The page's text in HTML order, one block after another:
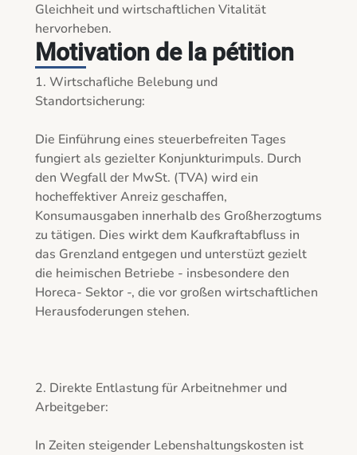
Gleichheit und wirtschaftlichen Vitalität
hervorheben.
Motivation de la pétition
1. Wirtschafliche Belebung und
Standortsicherung:
Die Einführung eines steuerbefreiten Tages
fungiert als gezielter Konjunkturimpuls. Durch
den Wegfall der MwSt. (TVA) wird ein
hocheffektiver Anreiz geschaffen,
Konsumausgaben innerhalb des Großherzogtums
zu tätigen. Dies wirkt dem Kaufkraftabfluss in
das Grenzland entgegen und unterstüzt gezielt
die heimischen Betriebe - insbesondere den
Horeca- Sektor -, die vor großen wirtschaftlichen
Herausfoderungen stehen.
2. Direkte Entlastung für Arbeitnehmer und
Arbeitgeber:
In Zeiten steigender Lebenshaltungskosten ist